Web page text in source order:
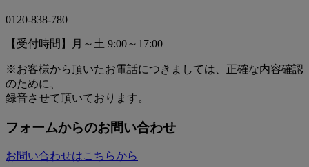
0120-838-780
【受付時間】月～土 9:00～17:00
※お客様から頂いたお電話につきましては、正確な内容確認
のために、
録音させて頂いております。
フォームからのお問い合わせ
お問い合わせはこちらから